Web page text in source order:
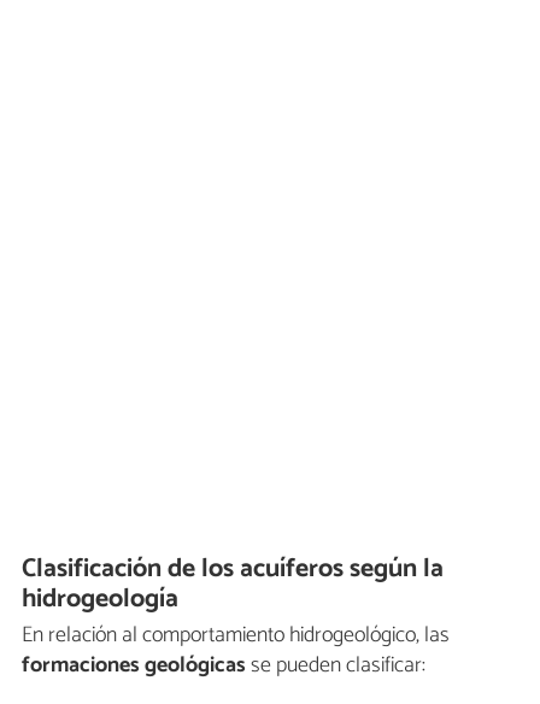
Clasificación de los acuíferos según la
hidrogeología
En relación al comportamiento hidrogeológico, las
formaciones geológicasse pueden clasificar: